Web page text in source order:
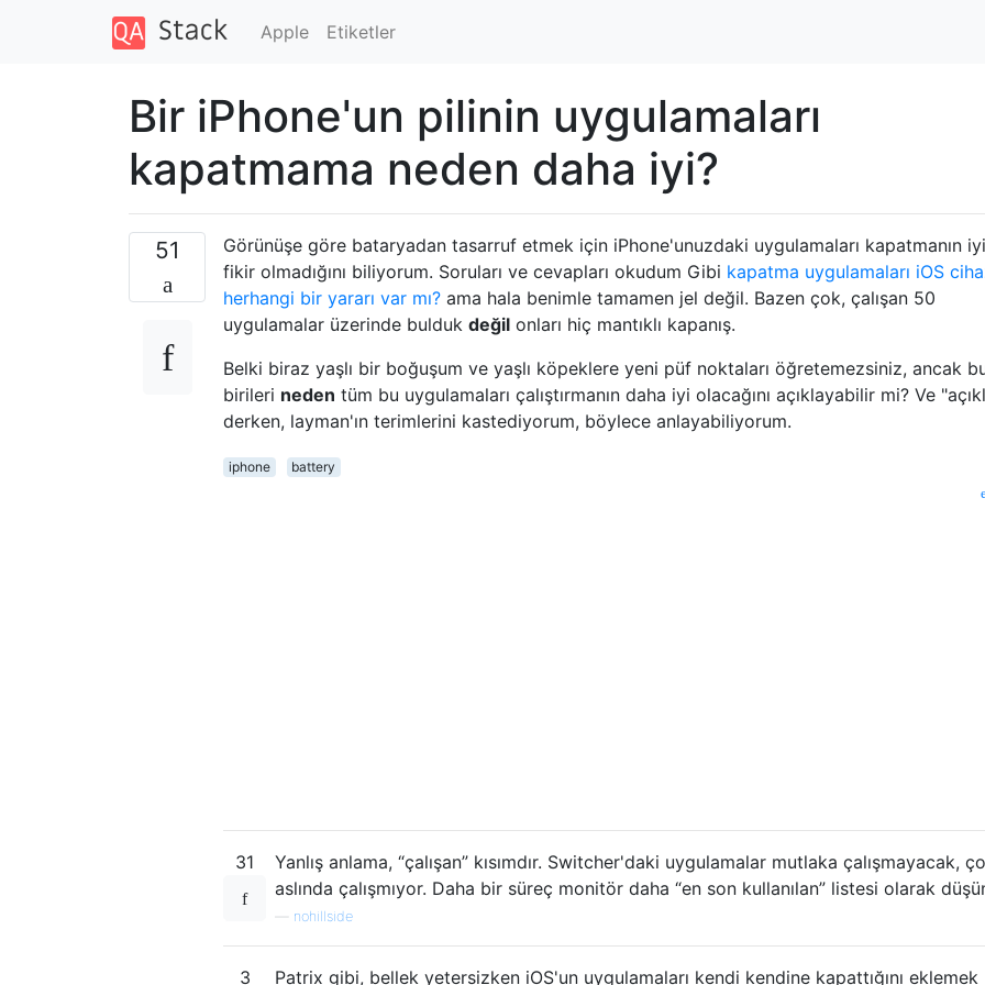
Apple Etiketler
Bir iPhone'un pilinin uygulamaları
kapatmama neden daha iyi?
51
Görünüşe göre bataryadan tasarruf etmek için iPhone'unuzdaki uygulamaları kapatmanın
fikir olmadığını biliyorum. Soruları ve cevapları okudum Gibi kapatma uygulamaları iOS
herhangi bir yararı var mı? ama hala benimle tamamen jel değil. Bazen çok, çalışan 50
uygulamalar üzerinde bulduk değil onları hiç mantıklı kapanış.
Belki biraz yaşlı bir boğuşum ve yaşlı köpeklere yeni püf noktaları öğretemezsiniz, ancak
birileri neden tüm bu uygulamaları çalıştırmanın daha iyi olacağını açıklayabilir mi? Ve
derken, layman'ın terimlerini kastediyorum, böylece anlayabiliyorum.
iphone battery
31
Yanlış anlama, “çalışan” kısımdır. Switcher'daki uygulamalar mutlaka çalışmayacak,
aslında çalışmıyor. Daha bir süreç monitör daha “en son kullanılan” listesi olarak
nohillside
3
Patrix gibi, bellek yetersizken iOS'un uygulamaları kendi kendine kapattığını eklemek